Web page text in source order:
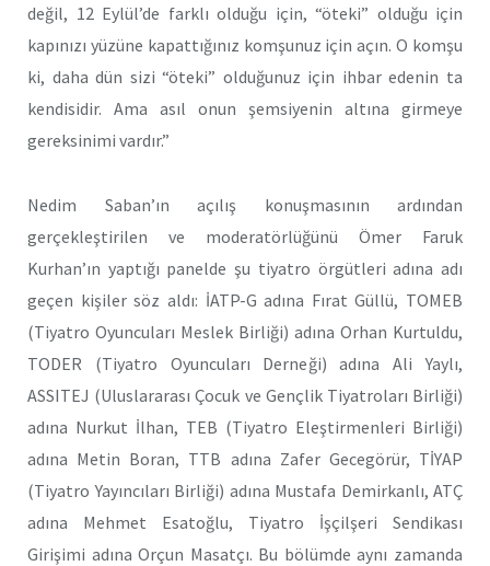
değil, 12 Eylül’de farklı olduğu için, “öteki” olduğu için
kapınızı yüzüne kapattığınız komşunuz için açın. O komşu
ki, daha dün sizi “öteki” olduğunuz için ihbar edenin ta
kendisidir. Ama asıl onun şemsiyenin altına girmeye
gereksinimi vardır.”
Nedim Saban’ın açılış konuşmasının ardından
gerçekleştirilen ve moderatörlüğünü Ömer Faruk
Kurhan’ın yaptığı panelde şu tiyatro örgütleri adına adı
geçen kişiler söz aldı: İATP-G adına Fırat Güllü, TOMEB
(Tiyatro Oyuncuları Meslek Birliği) adına Orhan Kurtuldu,
TODER (Tiyatro Oyuncuları Derneği) adına Ali Yaylı,
ASSITEJ (Uluslararası Çocuk ve Gençlik Tiyatroları Birliği)
adına Nurkut İlhan, TEB (Tiyatro Eleştirmenleri Birliği)
adına Metin Boran, TTB adına Zafer Gecegörür, TİYAP
(Tiyatro Yayıncıları Birliği) adına Mustafa Demirkanlı, ATÇ
adına Mehmet Esatoğlu, Tiyatro İşçilşeri Sendikası
Girişimi adına Orçun Masatçı. Bu bölümde aynı zamanda